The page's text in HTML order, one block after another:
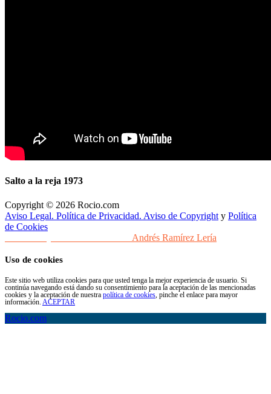
Salto a la reja 1973
Copyright © 2026 Rocio.com
Aviso Legal. Política de Privacidad. Aviso de Copyright y Política
de Cookies
Andrés Ramírez Lería
Uso de cookies
Este sitio web utiliza cookies para que usted tenga la mejor experiencia de usuario. Si
continúa navegando está dando su consentimiento para la aceptación de las mencionadas
cookies y la aceptación de nuestra política de cookies , pinche el enlace para mayor
información. ACEPTAR
Rocio.com